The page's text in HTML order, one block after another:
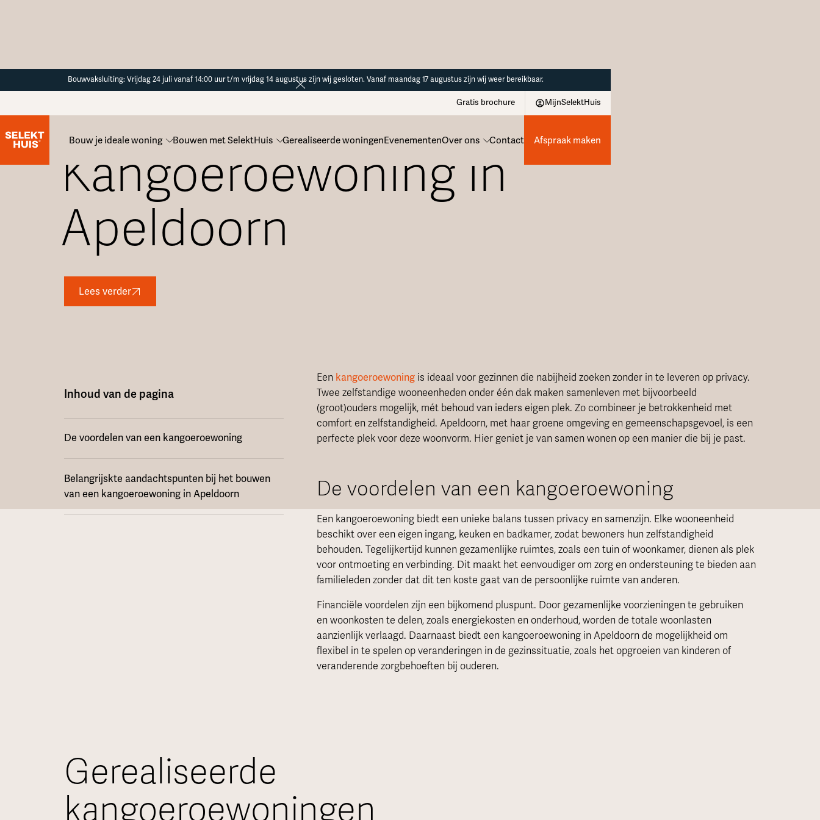
Bouwvaksluiting: Vrijdag 24 juli vanaf 14:00 uur t/m vrijdag 14 augustus zijn wij gesloten. Vanaf maandag 17 augustus zijn wij weer bereikbaar.
Bouw je ideale woning Bouwen met SelektHuis Gerealiseerde woningenEvenementenOver ons Contact
Gratis brochure MijnSelektHuis
Afspraak maken
Kangoeroewoning in
Apeldoorn
Lees verder
Inhoud van de pagina
De voordelen van een kangoeroewoning
Belangrijskte aandachtspunten bij het bouwen
van een kangoeroewoning in Apeldoorn
Een kangoeroewoningis ideaal voor gezinnen die nabijheid zoeken zonder in te leveren op privacy.
Twee zelfstandige wooneenheden onder één dak maken samenleven met bijvoorbeeld
(groot)ouders mogelijk, mét behoud van ieders eigen plek. Zo combineer je betrokkenheid met
comfort en zelfstandigheid. Apeldoorn, met haar groene omgeving en gemeenschapsgevoel, is een
perfecte plek voor deze woonvorm. Hier geniet je van samen wonen op een manier die bij je past.
De voordelen van een kangoeroewoning
Een kangoeroewoning biedt een unieke balans tussen privacy en samenzijn. Elke wooneenheid
beschikt over een eigen ingang, keuken en badkamer, zodat bewoners hun zelfstandigheid
behouden. Tegelijkertijd kunnen gezamenlijke ruimtes, zoals een tuin of woonkamer, dienen als plek
voor ontmoeting en verbinding. Dit maakt het eenvoudiger om zorg en ondersteuning te bieden aan
familieleden zonder dat dit ten koste gaat van de persoonlijke ruimte van anderen.
Financiële voordelen zijn een bijkomend pluspunt. Door gezamenlijke voorzieningen te gebruiken
en woonkosten te delen, zoals energiekosten en onderhoud, worden de totale woonlasten
aanzienlijk verlaagd. Daarnaast biedt een kangoeroewoning in Apeldoorn de mogelijkheid om
flexibel in te spelen op veranderingen in de gezinssituatie, zoals het opgroeien van kinderen of
veranderende zorgbehoeften bij ouderen.
Gerealiseerde
kangoeroewoningen